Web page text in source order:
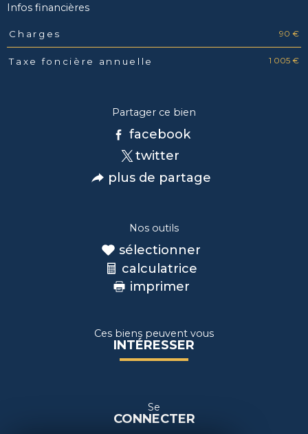
Infos financières
Caractéristiques
Charges 90 €
Taxe foncière annuelle 1 005 €
Partager ce bien
facebook
twitter
plus de partage
Nos outils
sélectionner
calculatrice
imprimer
Ces biens peuvent vous
INTÉRESSER
Se
CONNECTER